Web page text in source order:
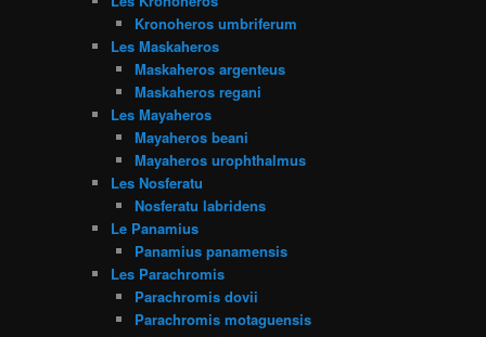
Kronoheros umbriferum
Les Maskaheros
Maskaheros argenteus
Maskaheros regani
Les Mayaheros
Mayaheros beani
Mayaheros urophthalmus
Les Nosferatu
Nosferatu labridens
Le Panamius
Panamius panamensis
Les Parachromis
Parachromis dovii
Parachromis motaguensis